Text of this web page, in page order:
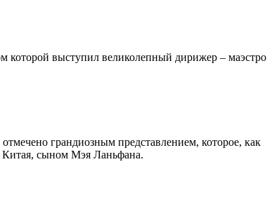
которой выступил великолепный дирижер – маэстро
грандиозным представлением, которое, как
сыном Мэя Ланьфана.